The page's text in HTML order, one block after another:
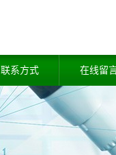
联系方式 在线留